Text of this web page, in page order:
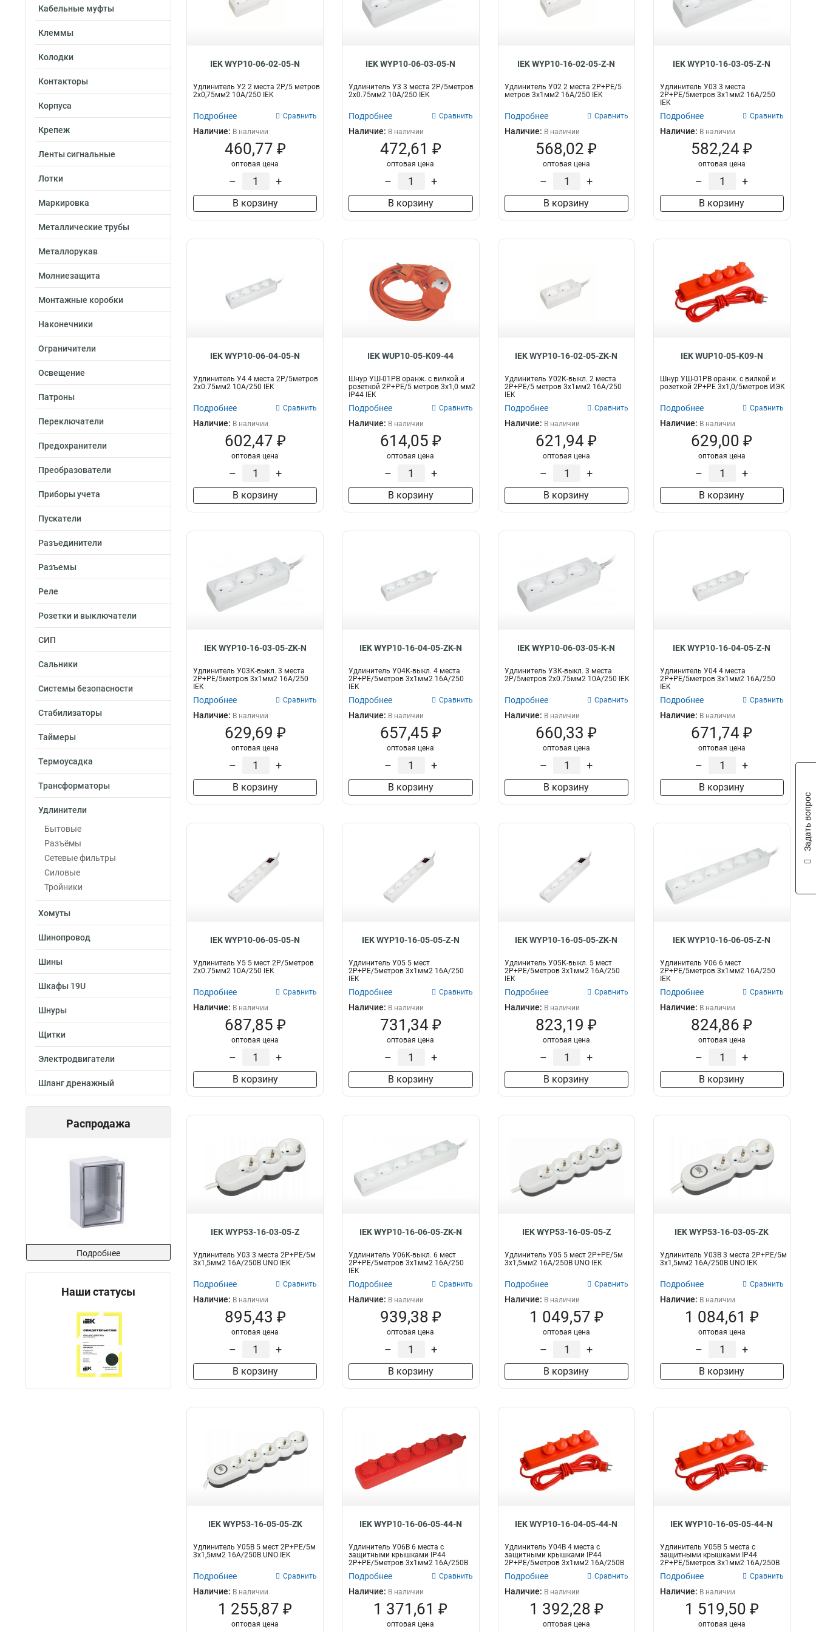
Кабельные муфты
Клеммы
Колодки
Контакторы
Корпуса
Крепеж
Ленты сигнальные
Лотки
Маркировка
Металлические трубы
Металлорукав
Молниезащита
Монтажные коробки
Наконечники
Ограничители
Освещение
Патроны
Переключатели
Предохранители
Преобразователи
Приборы учета
Пускатели
Разъединители
Разъемы
Реле
Розетки и выключатели
СИП
Сальники
Системы безопасности
Стабилизаторы
Таймеры
Термоусадка
Трансформаторы
Удлинители
Бытовые
Разъёмы
Сетевые фильтры
Силовые
Тройники
Хомуты
Шинопровод
Шины
Шкафы 19U
Шнуры
Щитки
Электродвигатели
Шланг дренажный
Распродажа
Подробнее
Наши статусы
IEK WYP10-06-02-05-N
Удлинитель У2 2 места 2Р/5 метров
2х0,75мм2 10А/250 IEK
Подробнее Сравнить
Наличие: В наличии
460,77 ₽
оптовая цена
– +
В корзину
IEK WYP10-06-03-05-N
Удлинитель У3 3 места 2Р/5метров
2х0.75мм2 10А/250 IEK
Подробнее Сравнить
Наличие: В наличии
472,61 ₽
оптовая цена
– +
В корзину
IEK WYP10-16-02-05-Z-N
Удлинитель У02 2 места 2Р+РЕ/5
метров 3х1мм2 16А/250 IEK
Подробнее Сравнить
Наличие: В наличии
568,02 ₽
оптовая цена
– +
В корзину
IEK WYP10-16-03-05-Z-N
Удлинитель У03 3 места
2Р+PЕ/5метров 3х1мм2 16А/250
IEK
Подробнее Сравнить
Наличие: В наличии
582,24 ₽
оптовая цена
– +
В корзину
IEK WYP10-06-04-05-N
Удлинитель У4 4 места 2Р/5метров
2х0.75мм2 10А/250 IEK
Подробнее Сравнить
Наличие: В наличии
602,47 ₽
оптовая цена
– +
В корзину
IEK WUP10-05-K09-44
Шнур УШ-01РВ оранж. с вилкой и
розеткой 2Р+РЕ/5 метров 3х1,0 мм2
IP44 IEK
Подробнее Сравнить
Наличие: В наличии
614,05 ₽
оптовая цена
– +
В корзину
IEK WYP10-16-02-05-ZK-N
Удлинитель У02К-выкл. 2 места
2Р+РЕ/5 метров 3х1мм2 16А/250
IEK
Подробнее Сравнить
Наличие: В наличии
621,94 ₽
оптовая цена
– +
В корзину
IEK WUP10-05-K09-N
Шнур УШ-01РВ оранж. с вилкой и
розеткой 2P+PE 3х1,0/5метров ИЭК
Подробнее Сравнить
Наличие: В наличии
629,00 ₽
оптовая цена
– +
В корзину
IEK WYP10-16-03-05-ZK-N
Удлинитель У03К-выкл. 3 места
2Р+PЕ/5метров 3х1мм2 16А/250
IEK
Подробнее Сравнить
Наличие: В наличии
629,69 ₽
оптовая цена
– +
В корзину
IEK WYP10-16-04-05-ZK-N
Удлинитель У04К-выкл. 4 места
2Р+PЕ/5метров 3х1мм2 16А/250
IEK
Подробнее Сравнить
Наличие: В наличии
657,45 ₽
оптовая цена
– +
В корзину
IEK WYP10-06-03-05-K-N
Удлинитель У3К-выкл. 3 места
2Р/5метров 2х0.75мм2 10А/250 IEK
Подробнее Сравнить
Наличие: В наличии
660,33 ₽
оптовая цена
– +
В корзину
IEK WYP10-16-04-05-Z-N
Удлинитель У04 4 места
2Р+PЕ/5метров 3х1мм2 16А/250
IEK
Подробнее Сравнить
Наличие: В наличии
671,74 ₽
оптовая цена
– +
В корзину
IEK WYP10-06-05-05-N
Удлинитель У5 5 мест 2Р/5метров
2х0.75мм2 10А/250 IEK
Подробнее Сравнить
Наличие: В наличии
687,85 ₽
оптовая цена
– +
В корзину
IEK WYP10-16-05-05-Z-N
Удлинитель У05 5 мест
2Р+PЕ/5метров 3х1мм2 16А/250
IEK
Подробнее Сравнить
Наличие: В наличии
731,34 ₽
оптовая цена
– +
В корзину
IEK WYP10-16-05-05-ZK-N
Удлинитель У05К-выкл. 5 мест
2Р+PЕ/5метров 3х1мм2 16А/250
IEK
Подробнее Сравнить
Наличие: В наличии
823,19 ₽
оптовая цена
– +
В корзину
IEK WYP10-16-06-05-Z-N
Удлинитель У06 6 мест
2Р+PЕ/5метров 3х1мм2 16А/250
IEK
Подробнее Сравнить
Наличие: В наличии
824,86 ₽
оптовая цена
– +
В корзину
IEK WYP53-16-03-05-Z
Удлинитель У03 3 места 2P+PE/5м
3х1,5мм2 16А/250В UNO IEK
Подробнее Сравнить
Наличие: В наличии
895,43 ₽
оптовая цена
– +
В корзину
IEK WYP10-16-06-05-ZK-N
Удлинитель У06К-выкл. 6 мест
2Р+PЕ/5метров 3х1мм2 16А/250
IEK
Подробнее Сравнить
Наличие: В наличии
939,38 ₽
оптовая цена
– +
В корзину
IEK WYP53-16-05-05-Z
Удлинитель У05 5 мест 2P+PE/5м
3х1,5мм2 16А/250В UNO IEK
Подробнее Сравнить
Наличие: В наличии
1 049,57 ₽
оптовая цена
– +
В корзину
IEK WYP53-16-03-05-ZK
Удлинитель У03В 3 места 2P+PE/5м
3х1,5мм2 16А/250В UNO IEK
Подробнее Сравнить
Наличие: В наличии
1 084,61 ₽
оптовая цена
– +
В корзину
IEK WYP53-16-05-05-ZK
Удлинитель У05В 5 мест 2P+PE/5м
3х1,5мм2 16А/250В UNO IEK
Подробнее Сравнить
Наличие: В наличии
1 255,87 ₽
оптовая цена
IEK WYP10-16-06-05-44-N
Удлинитель У06В 6 места с
защитными крышками IP44
2Р+PE/5метров 3х1мм2 16А/250В
Подробнее Сравнить
Наличие: В наличии
1 371,61 ₽
оптовая цена
IEK WYP10-16-04-05-44-N
Удлинитель У04В 4 места с
защитными крышками IP44
2Р+PE/5метров 3х1мм2 16А/250В
Подробнее Сравнить
Наличие: В наличии
1 392,28 ₽
оптовая цена
IEK WYP10-16-05-05-44-N
Удлинитель У05В 5 места с
защитными крышками IP44
2Р+PE/5метров 3х1мм2 16А/250В
Подробнее Сравнить
Наличие: В наличии
1 519,50 ₽
оптовая цена
Задать вопрос